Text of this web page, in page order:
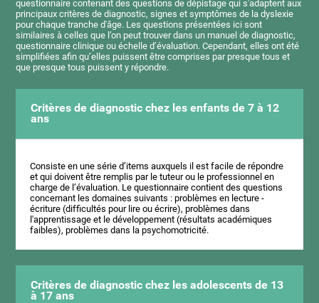
questionnaire contenant des questions de dépistage qui s'adaptent aux
principaux critères de diagnostic, signes et symptômes de la dyslexie
pour chaque tranche d'âge. Les questions présentées ici sont
similaires à celles que l’on peut trouver dans un manuel de diagnostic,
questionnaire clinique ou échelle d’évaluation. Cependant, elles ont été
simplifiées afin qu’elles puissent être comprises par presque tous et
que presque tous puissent y répondre.
Critères de diagnostic chez les enfants de 7 à 12
ans
Consiste en une série d’items auxquels il est facile de répondre
et qui doivent être remplis par le tuteur ou le professionnel en
charge de l’évaluation. Le questionnaire contient des questions
concernant les domaines suivants : problèmes en lecture -
écriture (difficultés pour lire ou écrire), problèmes dans
l'apprentissage et le développement (résultats académiques
faibles), problèmes dans la psychomotricité.
Critères de diagnostic chez les adolescents de 13
à 17 ans